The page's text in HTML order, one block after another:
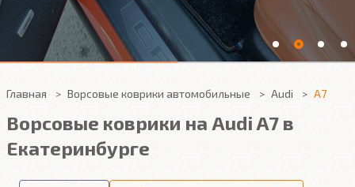
Главная Ворсовые коврики автомобильные Audi A7
Ворсовые коврики на Audi A7 в
Екатеринбурге